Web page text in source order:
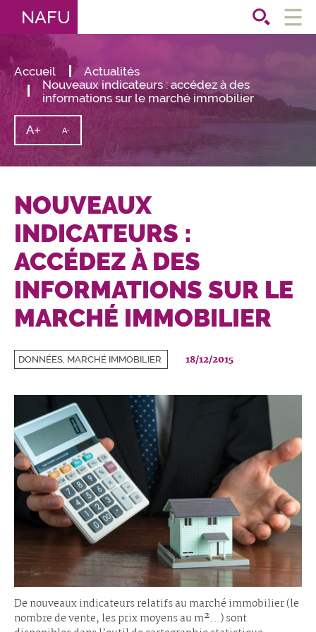
NAFU
Accueil
Actualités
Nouveaux indicateurs : accédez à des
informations sur le marché immobilier
A+ Augmenter
la
taille
du
A- Diminuer
taille
texte
NOUVEAUX
INDICATEURS :
ACCÉDEZ À DES
INFORMATIONS SUR LE
MARCHÉ IMMOBILIER
DONNÉES, MARCHÉ IMMOBILIER 18/12/2015
De nouveaux indicateurs relatifs au marché immobilier (le
nombre de vente, les prix moyens au m²…) sont